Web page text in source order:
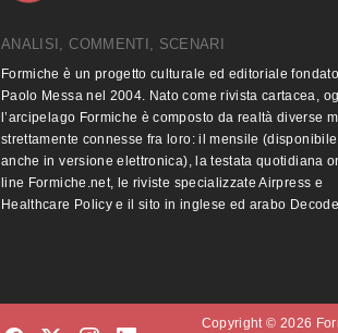
ANALISI, COMMENTI, SCENARI
Formiche è un progetto culturale ed editoriale
Paolo Messa nel 2004. Nato come rivista cartacea,
l’arcipelago Formiche è composto da realtà diverse
strettamente connesse fra loro: il mensile (disponibile
anche in versione elettronica), la testata quotidiana
line Formiche.net, le riviste specializzate Airpress e
Healthcare Policy e il sito in inglese ed arabo
Copyright © 2026